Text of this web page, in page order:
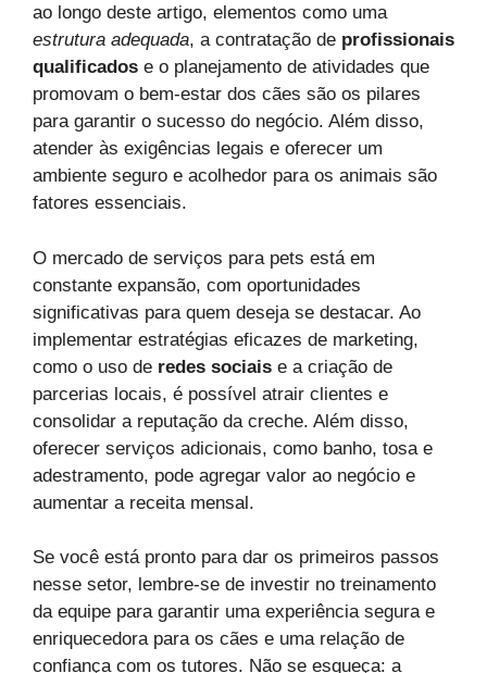
ao longo deste artigo, elementos como uma
estrutura adequada, a contratação de profissionais
qualificados e o planejamento de atividades que
promovam o bem-estar dos cães são os pilares
para garantir o sucesso do negócio. Além disso,
atender às exigências legais e oferecer um
ambiente seguro e acolhedor para os animais são
fatores essenciais.
O mercado de serviços para pets está em
constante expansão, com oportunidades
significativas para quem deseja se destacar. Ao
implementar estratégias eficazes de marketing,
como o uso de redes sociais e a criação de
parcerias locais, é possível atrair clientes e
consolidar a reputação da creche. Além disso,
oferecer serviços adicionais, como banho, tosa e
adestramento, pode agregar valor ao negócio e
aumentar a receita mensal.
Se você está pronto para dar os primeiros passos
nesse setor, lembre-se de investir no treinamento
da equipe para garantir uma experiência segura e
enriquecedora para os cães e uma relação de
confiança com os tutores. Não se esqueça: a